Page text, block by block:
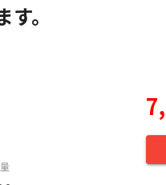
。